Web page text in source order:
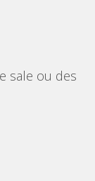
sale ou des